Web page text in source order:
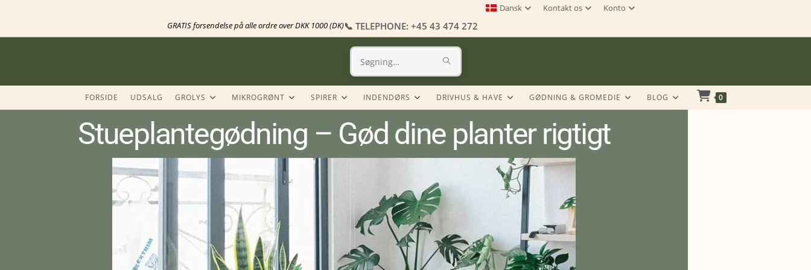
Dansk Kontakt os Konto
📞 TELEPHONE: +45 43 474 272
GRATIS forsendelse på alle ordre over DKK 1000 (DK)
Søg
på
denne
hjemmeside
FORSIDE UDSALG GROLYS MIKROGRØNT SPIRER INDENDØRS DRIVHUS & HAVE GØDNING & GROMEDIE BLOG 0
Stueplantegødning – Gød dine planter rigtigt